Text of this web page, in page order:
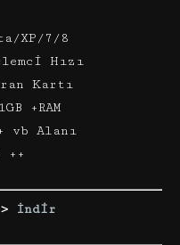
XP/7/8
Hızı
Kartı
+RAM
vb Alanı
++
İndir